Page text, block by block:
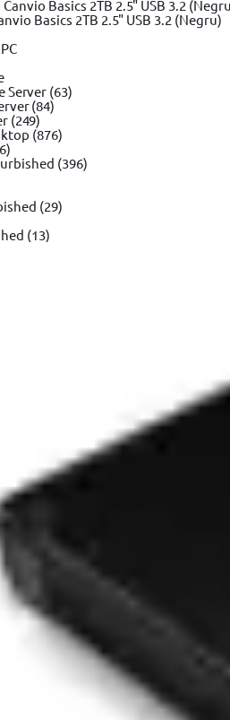
Basics 2TB 2.5" USB 3.2 (Negru)
Server (63)
(84)
(249)
(876)
(396)
(29)
(13)
StanleyUnelte de taiat BOSCH
de masura UNI-T
insurubat BOSCH
BOSCH
de frezat DeWALT
Bricolaj